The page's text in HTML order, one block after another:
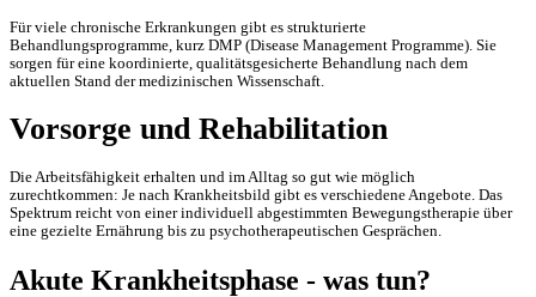
Für viele chronische Erkrankungen gibt es strukturierte
Behandlungsprogramme, kurz DMP (Disease Management Programme). Sie
sorgen für eine koordinierte, qualitätsgesicherte Behandlung nach dem
aktuellen Stand der medizinischen Wissenschaft.
Vorsorge und Rehabilitation
Die Arbeitsfähigkeit erhalten und im Alltag so gut wie möglich
zurechtkommen: Je nach Krankheitsbild gibt es verschiedene Angebote. Das
Spektrum reicht von einer individuell abgestimmten Bewegungstherapie über
eine gezielte Ernährung bis zu psychotherapeutischen Gesprächen.
Akute Krankheitsphase - was tun?